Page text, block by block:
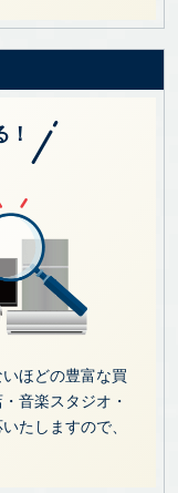
ほどの豊富な買
音楽スタジオ・
たしますので、